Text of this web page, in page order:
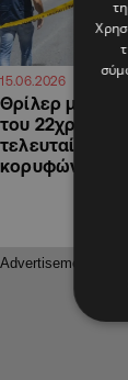
15.06.2026
Θρίλερ με την
του 22χρονου
τελευταίο
κορυφώνεται